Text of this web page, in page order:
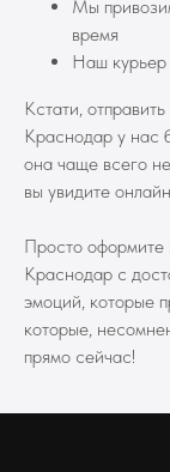
Мы
время
Наш курьер
Кстати,
Краснодар у нас
она чаще всего
вы увидите
Просто оформите
Краснодар с
эмоций, которые
которые,
прямо сейчас!